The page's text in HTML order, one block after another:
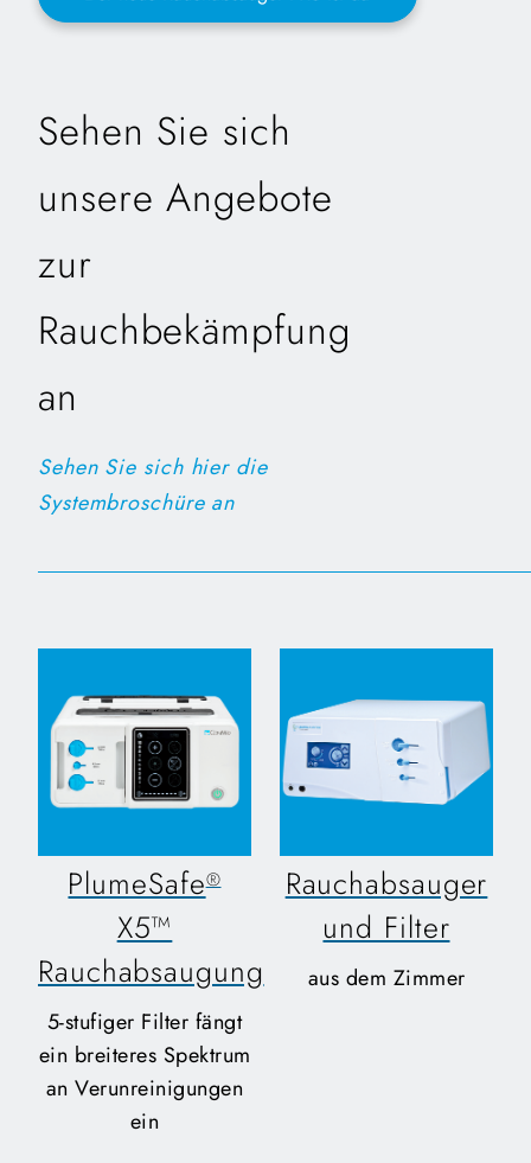
Sehen Sie sich
unsere Angebote
zur
Rauchbekämpfung
an
Sehen Sie sich hier die
Systembroschüre an
PlumeSafe®
X5™
Rauchabsaugung
5-stufiger Filter fängt
ein breiteres Spektrum
an Verunreinigungen
ein
Rauchabsauger
und Filter
aus dem Zimmer